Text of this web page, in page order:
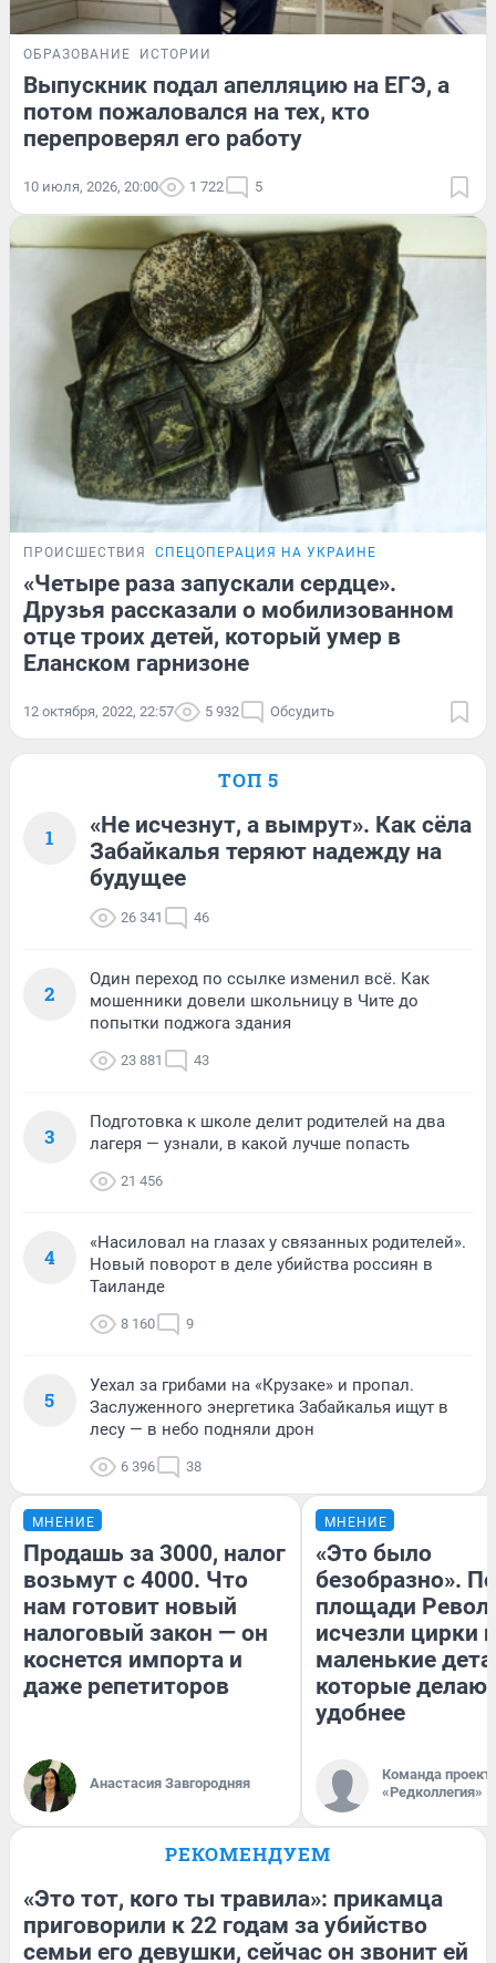
ОБРАЗОВАНИЕ ИСТОРИИ
Выпускник подал апелляцию на ЕГЭ, а
потом пожаловался на тех, кто
перепроверял его работу
10 июля, 2026, 20:00 1 722 5
ПРОИСШЕСТВИЯ СПЕЦОПЕРАЦИЯ НА УКРАИНЕ
«Четыре раза запускали сердце».
Друзья рассказали о мобилизованном
отце троих детей, который умер в
Еланском гарнизоне
12 октября, 2022, 22:57 5 932 Обсудить
ТОП 5
1
«Не исчезнут, а вымрут». Как сёла
Забайкалья теряют надежду на
будущее
26 341 46
2
Один переход по ссылке изменил всё. Как
мошенники довели школьницу в Чите до
попытки поджога здания
23 881 43
3
Подготовка к школе делит родителей на два
лагеря — узнали, в какой лучше попасть
21 456
4
«Насиловал на глазах у связанных родителей».
Новый поворот в деле убийства россиян в
Таиланде
8 160 9
5
Уехал за грибами на «Крузаке» и пропал.
Заслуженного энергетика Забайкалья ищут в
лесу — в небо подняли дрон
6 396 38
МНЕНИЕ
Продашь за 3000, налог
возьмут с 4000. Что
нам готовит новый
налоговый закон — он
коснется импорта и
даже репетиторов
Анастасия Завгородняя
МНЕНИЕ
«Это было
безобразно».
площади
исчезли цирки
маленькие
которые
удобнее
Команда
«Редколлегия»
РЕКОМЕНДУЕМ
«Это тот, кого ты травила»: прикамца
приговорили к 22 годам за убийство
семьи его девушки, сейчас он звонит ей